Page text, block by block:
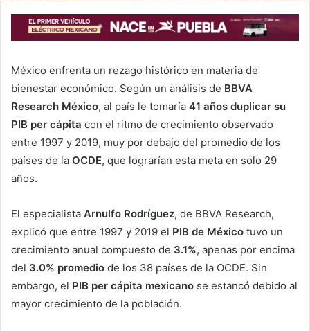
México enfrenta un rezago histórico en materia de
bienestar económico. Según un análisis de BBVA
Research México, al país le tomaría 41 años duplicar su
PIB per cápita con el ritmo de crecimiento observado
entre 1997 y 2019, muy por debajo del promedio de los
países de la OCDE, que lograrían esta meta en solo 29
años.
El especialista Arnulfo Rodríguez, de BBVA Research,
explicó que entre 1997 y 2019 el PIB de México tuvo un
crecimiento anual compuesto de 3.1%, apenas por encima
del 3.0% promedio de los 38 países de la OCDE. Sin
embargo, el PIB per cápita mexicano se estancó debido al
mayor crecimiento de la población.